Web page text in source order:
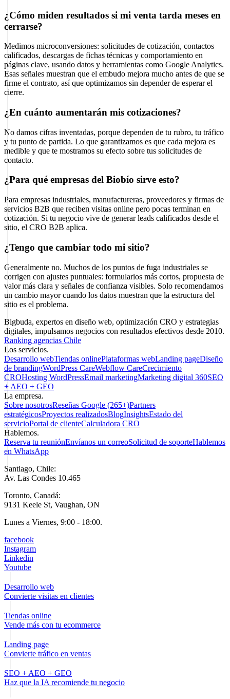
¿Cómo miden resultados si mi venta tarda meses en
cerrarse?
Medimos microconversiones: solicitudes de cotización, contactos
calificados, descargas de fichas técnicas y comportamiento en
páginas clave, usando datos y herramientas como Google Analytics.
Esas señales muestran que el embudo mejora mucho antes de que se
firme el contrato, así que optimizamos sin depender de esperar el
cierre.
¿En cuánto aumentarán mis cotizaciones?
No damos cifras inventadas, porque dependen de tu rubro, tu tráfico
y tu punto de partida. Lo que garantizamos es que cada mejora es
medible y que te mostramos su efecto sobre tus solicitudes de
contacto.
¿Para qué empresas del Biobío sirve esto?
Para empresas industriales, manufactureras, proveedores y firmas de
servicios B2B que reciben visitas online pero pocas terminan en
cotización. Si tu negocio vive de generar leads calificados desde el
sitio, el CRO B2B aplica.
¿Tengo que cambiar todo mi sitio?
Generalmente no. Muchos de los puntos de fuga industriales se
corrigen con ajustes puntuales: formularios más cortos, propuesta de
valor más clara y señales de confianza visibles. Solo recomendamos
un cambio mayor cuando los datos muestran que la estructura del
sitio es el problema.
Bigbuda, expertos en diseño web, optimización CRO y estrategias
digitales, impulsamos negocios con resultados efectivos desde 2010.
Ranking agencias Chile
Los servicios.
Desarrollo webTiendas onlinePlataformas webLanding pageDiseño
de brandingWordPress CareWebflow CareCrecimiento
CROHosting WordPressEmail marketingMarketing digital 360SEO
+ AEO + GEO
La empresa.
Sobre nosotrosReseñas Google (265+)Partners
estratégicosProyectos realizadosBlogInsightsEstado del
servicioPortal de clienteCalculadora CRO
Hablemos.
Reserva tu reuniónEnvíanos un correoSolicitud de soporteHablemos
en WhatsApp
Santiago, Chile:
Av. Las Condes 10.465
Toronto, Canadá:
9131 Keele St, Vaughan, ON
Lunes a Viernes, 9:00 - 18:00.
facebook
Instagram
Linkedin
Youtube
Desarrollo web
Convierte visitas en clientes
Tiendas online
Vende más con tu ecommerce
Landing page
Convierte tráfico en ventas
SEO + AEO + GEO
Haz que la IA recomiende tu negocio